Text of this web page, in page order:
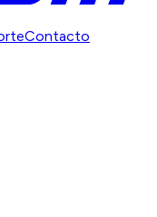
Contacto